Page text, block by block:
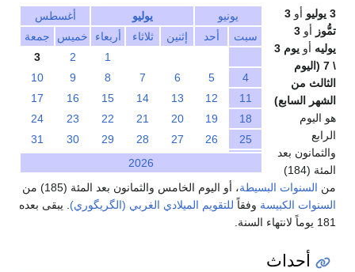
يونيو يوليو
أغسطس
سبت
أحد إثنين ثلاثاء أربعاء خميس
جمعة
1
2
3
4
5
6
7
8
9
10
11
12
13
14
15
16
17
18
19
20
21
22
23
24
25
26
27
28
29
30
31
2026
3 يوليو أو 3
تمُّوز أو 3
يوليه أو
يوم 3
\ 7 (اليوم
الثالث من
الشهر السابع)
هو اليوم
الرابع
والثمانون بعد
المئة (184)
من السنوات البسيطة، أو اليوم الخامس والثمانون بعد المئة (185) من
السنوات الكبيسة وفقاً للتقويم الميلادي الغربي (الگريگوري) . يبقى بعده
181 يوماً لانتهاء السنة.
أحداث